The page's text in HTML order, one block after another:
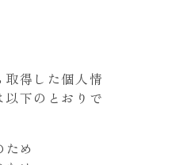
得した個人情
下のとおりで
め